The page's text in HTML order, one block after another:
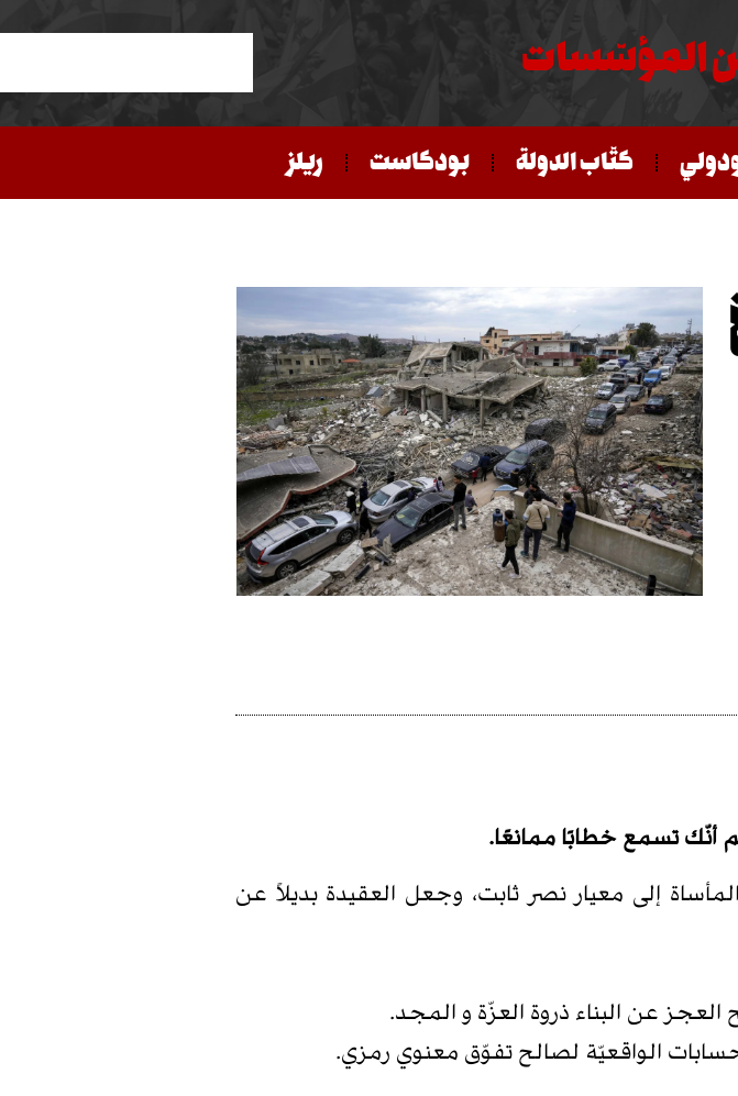
المؤسّسات
كتّاب الدولة بودكاست ريلز
أنّك تسمع خطابًا ممانعًا.
إلى معيار نصر ثابت، وجعل العقيدة بديلاً عن
عن البناء ذروة العزّة و المجد.
الواقعيّة لصالح تفوّق معنوي رمزي.